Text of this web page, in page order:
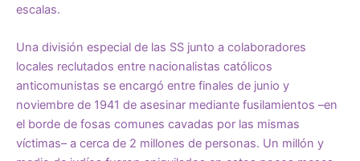
escalas.
Una división especial de las SS junto a colaboradores
locales reclutados entre nacionalistas católicos
anticomunistas se encargó entre finales de junio y
noviembre de 1941 de asesinar mediante fusilamientos –en
el borde de fosas comunes cavadas por las mismas
víctimas– a cerca de 2 millones de personas. Un millón y